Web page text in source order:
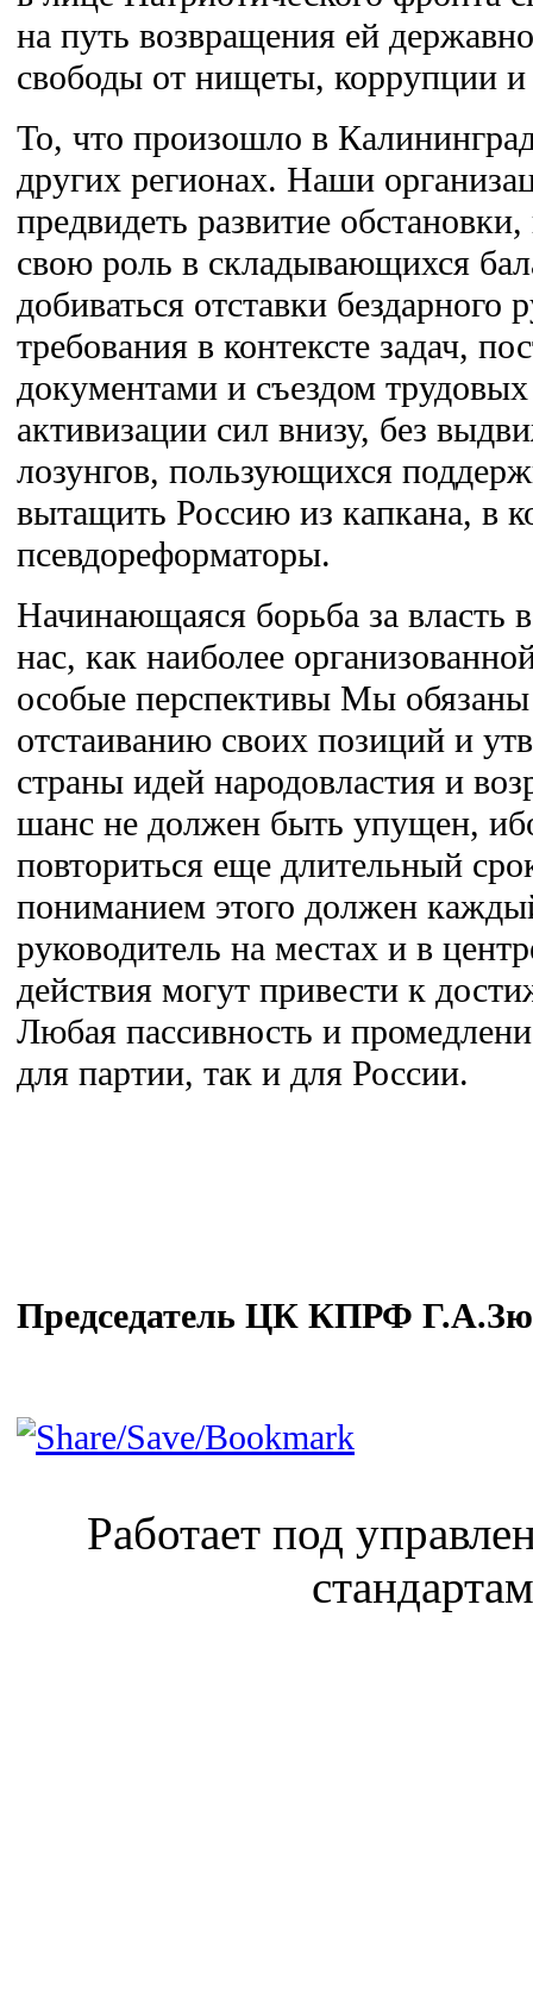
на путь возвращения ей
свободы от нищеты, коррупции и
То, что произошло в
других регионах. Наши
предвидеть развитие
свою роль в складывающихся
добиваться отставки бездарного
требования в контексте задач,
документами и съездом
активизации сил внизу, без
лозунгов, пользующихся
вытащить Россию из капкана, в
псевдореформаторы.
Начинающаяся борьба за власть
нас, как наиболее
особые перспективы Мы
отстаиванию своих позиций и
страны идей народовластия и
шанс не должен быть упущен,
повториться еще длительный
пониманием этого должен
руководитель на местах и в
действия могут привести к
Любая пассивность и
для партии, так и для России.
Председатель ЦК КПРФ
Работает под